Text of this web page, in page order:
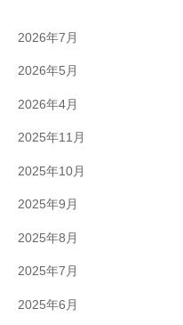
2026年7月
2026年5月
2026年4月
2025年11月
2025年10月
2025年9月
2025年8月
2025年7月
2025年6月